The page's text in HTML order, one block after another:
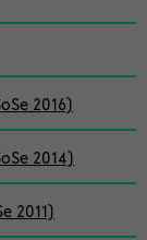
2016)
2014)
2011)